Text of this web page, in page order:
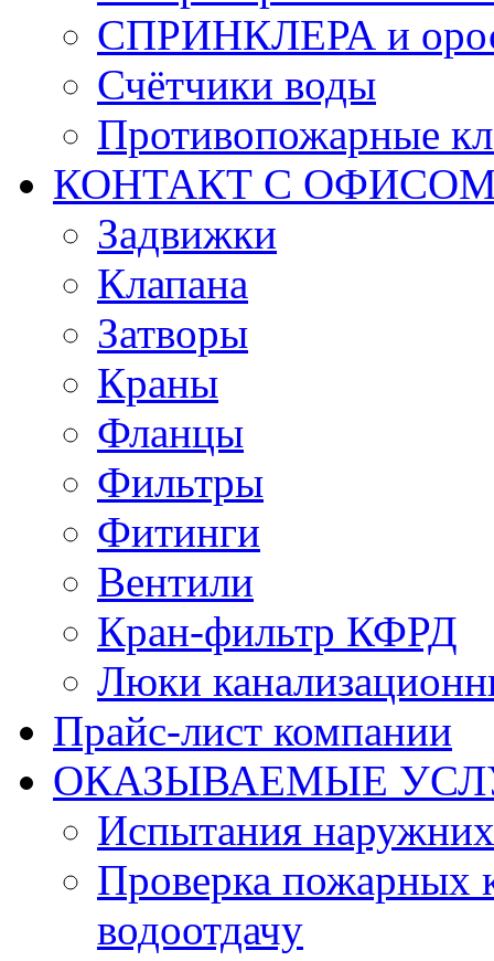
СПРИНКЛЕРА и
Счётчики воды
Противопожарные
КОНТАКТ С ОФИСОМ
Задвижки
Клапана
Затворы
Краны
Фланцы
Фильтры
Фитинги
Вентили
Кран-фильтр КФРД
Люки
Прайс-лист компании
ОКАЗЫВАЕМЫЕ
Испытания
Проверка пожарных
водоотдачу